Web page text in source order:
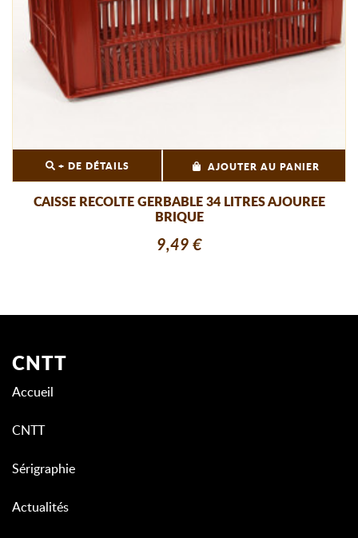
+ DE DÉTAILS AJOUTER AU PANIER
CAISSE RECOLTE GERBABLE 34 LITRES AJOUREE
BRIQUE
9,49 €
CNTT
Accueil
CNTT
Sérigraphie
Actualités